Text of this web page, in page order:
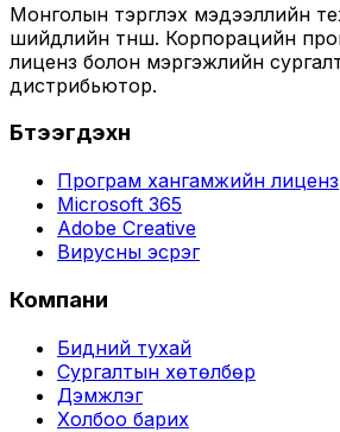
Монголын тэргүүлэх мэдээллийн
шийдлийн түнш. Корпорацийн
лиценз болон мэргэжлийн
дистрибьютор.
Бүтээгдэхүүн
Програм хангамжийн лиценз
Microsoft 365
Adobe Creative
Вирусны эсрэг
Компани
Бидний тухай
Сургалтын хөтөлбөр
Дэмжлэг
Холбоо барих